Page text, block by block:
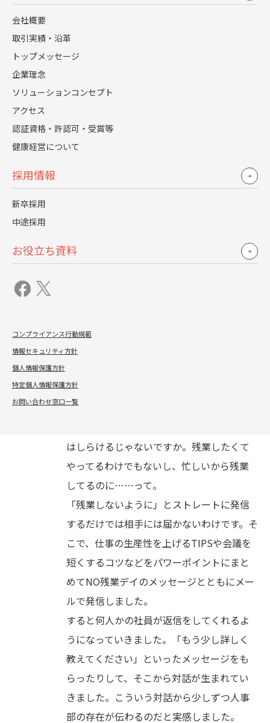
会社概要
取引実績・沿革
トップメッセージ
企業理念
ソリューションコンセプト
アクセス
認証資格・許認可・受賞等
健康経営について
採用情報
新卒採用
中途採用
お役立ち資料
コンプライアンス行動規範
情報セキュリティ方針
個人情報保護方針
特定個人情報保護方針
お問い合わせ窓口一覧
ングをしますってよくあるじゃないですか。
あれは、つまり日頃から聞いていないこと
イミングでヒアリングする、なんてことを
れだけ聞いているか。集めた声を統合して
施策を考えたり、社員の今の姿を経営にき
ちんと伝えるのが人事の基本的な役割かな
と思っています。
作っていけばよいでしょうか？
例えば、僕がＪストリームに入社した頃、
NO残業デイを毎週水曜日に行っていたんで
「今日はNO残業デイです。早く帰してくだ
さい」と言って夕方見回りしていました。
はしらけるじゃないですか。残業したくて
やってるわけでもないし、忙しいから残業
してるのに……って。
「残業しないように」とストレートに発信
するだけでは相手には届かないわけです。そ
こで、仕事の生産性を上げるTIPSや会議を
短くするコツなどをパワーポイントにまと
めてNO残業デイのメッセージとともにメー
ルで発信しました。
すると何人かの社員が返信をしてくれるよ
うになっていきました。「もう少し詳しく
教えてください」といったメッセージをも
らったりして、そこから対話が生まれてい
きました。こういう対話から少しずつ人事
部の存在が伝わるのだと実感しました。